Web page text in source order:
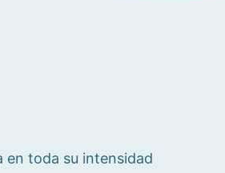
en toda su intensidad